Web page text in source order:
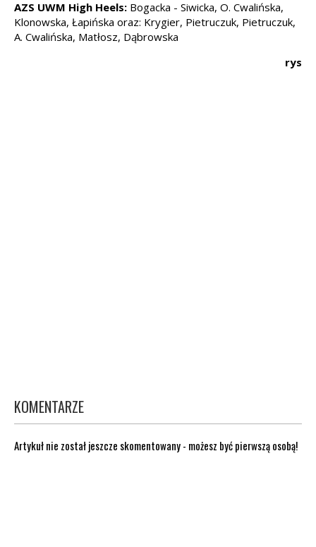
AZS UWM High Heels: Bogacka - Siwicka, O. Cwalińska,
Klonowska, Łapińska oraz: Krygier, Pietruczuk, Pietruczuk,
A. Cwalińska, Matłosz, Dąbrowska
rys
KOMENTARZE
Artykuł nie został jeszcze skomentowany - możesz być pierwszą osobą!